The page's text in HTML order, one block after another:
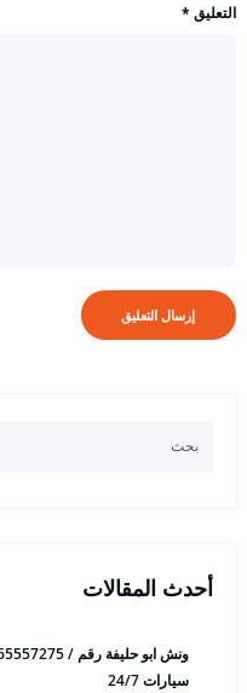
التعليق *
أحدث المقالات
سيارات 24/7